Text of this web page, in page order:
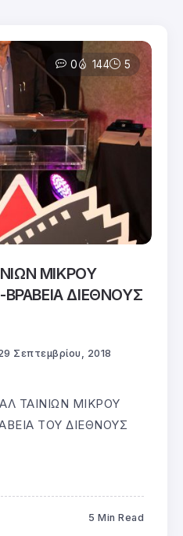
0 144 5
ΜΙΚΡΟΥ
ΔΙΕΘΝΟΥΣ
Σεπτεμβρίου, 2018
ΤΑΙΝΙΩΝ ΜΙΚΡΟΥ
ΤΟΥ ΔΙΕΘΝΟΥΣ
5 Min Read